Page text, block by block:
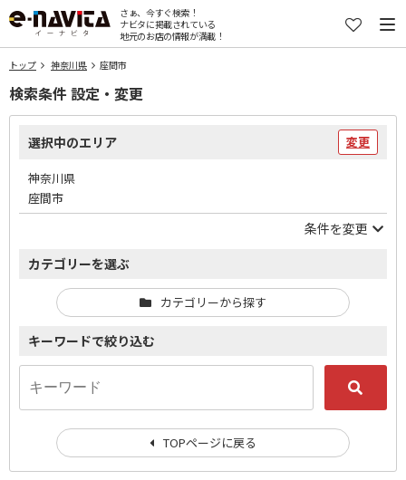
さぁ、今すぐ検索！
ナビタに掲載されている
地元のお店の情報が満載！
トップ 神奈川県 座間市
検索条件 設定・変更
選択中のエリア 変更
神奈川県
座間市
条件を変更
カテゴリーを選ぶ
カテゴリーから探す
キーワードで絞り込む
TOPページに戻る